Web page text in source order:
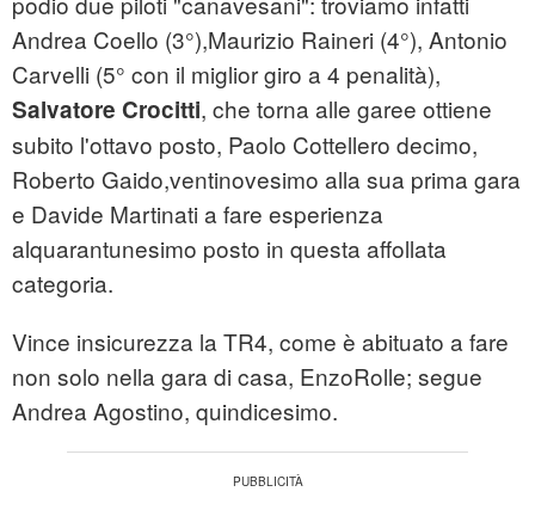
Andrea Coello (3°),Maurizio Raineri (4°), Antonio
Carvelli (5° con il miglior giro a 4 penalità),
Salvatore Crocitti, che torna alle garee ottiene
subito l'ottavo posto, Paolo Cottellero decimo,
Roberto Gaido,ventinovesimo alla sua prima gara
e Davide Martinati a fare esperienza
alquarantunesimo posto in questa affollata
categoria.
Vince insicurezza la TR4, come è abituato a fare
non solo nella gara di casa, EnzoRolle; segue
Andrea Agostino, quindicesimo.